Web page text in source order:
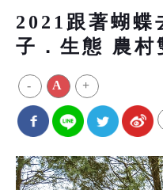
2021跟著蝴蝶
子．生態 農村
- A +